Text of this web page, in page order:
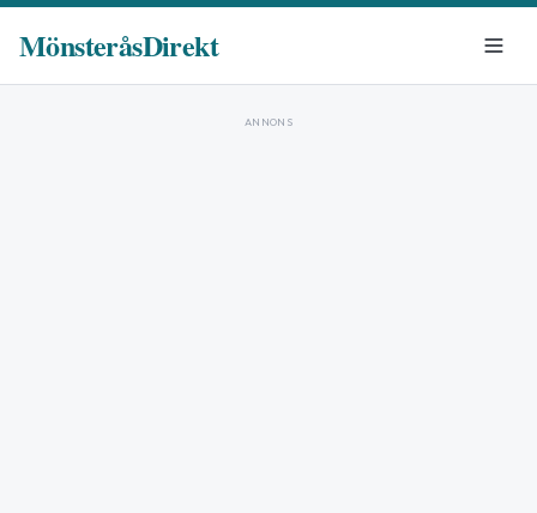
MönsteråsDirekt
ANNONS